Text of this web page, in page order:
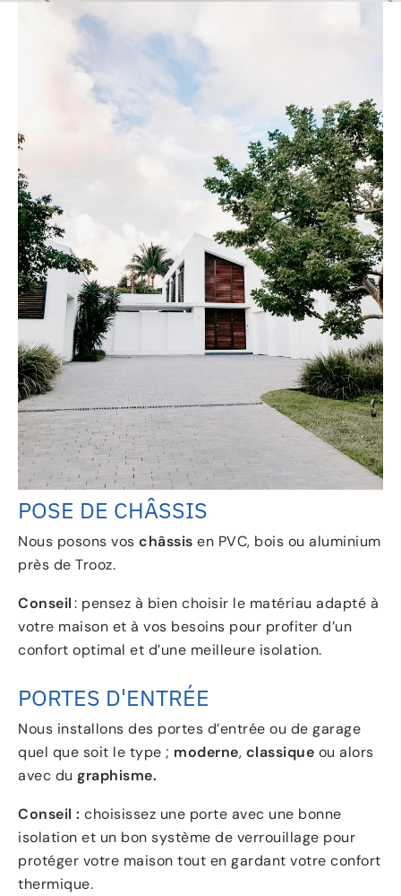
POSE DE CHÂSSIS
Nous posons vos châssis en PVC, bois ou aluminium
près de Trooz.
Conseil: pensez à bien choisir le matériau adapté à
votre maison et à vos besoins pour profiter d’un
confort optimal et d’une meilleure isolation.
PORTES D'ENTRÉE
Nous installons des portes d’entrée ou de garage
quel que soit le type ; moderne, classique ou alors
avec du graphisme.
Conseil : choisissez une porte avec une bonne
isolation et un bon système de verrouillage pour
protéger votre maison tout en gardant votre confort
thermique.